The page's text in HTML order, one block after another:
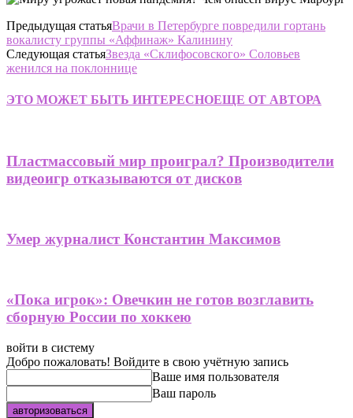
Предыдущая статьяВрачи в Петербурге повредили гортань
вокалисту группы «Аффинаж» Калинину
Следующая статьяЗвезда «Склифосовского» Соловьев
женился на поклоннице
ЭТО МОЖЕТ БЫТЬ ИНТЕРЕСНОЕЩЕ ОТ АВТОРА
Пластмассовый мир проиграл? Производители
видеоигр отказываются от дисков
Умер журналист Константин Максимов
«Пока игрок»: Овечкин не готов возглавить
сборную России по хоккею
войти в систему
Добро пожаловать! Войдите в свою учётную запись
Ваше имя пользователя
Ваш пароль